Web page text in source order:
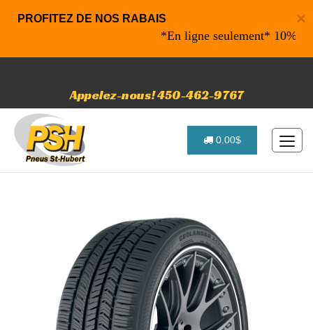
×
PROFITEZ DE NOS RABAIS
*En ligne seulement* 10% de
Appelez-nous! 450-462-9767
0.00$